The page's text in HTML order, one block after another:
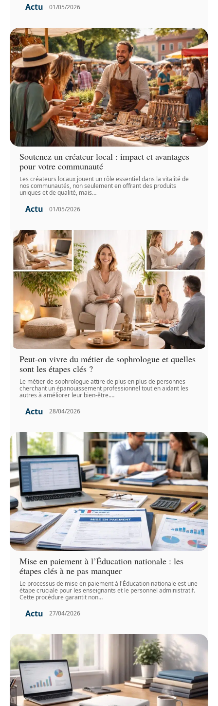
Actu 01/05/2026
Soutenez un créateur local : impact et avantages
pour votre communauté
Les créateurs locaux jouent un rôle essentiel dans la vitalité de
nos communautés, non seulement en offrant des produits
uniques et de qualité, mais…
Actu 01/05/2026
Peut-on vivre du métier de sophrologue et quelles
sont les étapes clés ?
Le métier de sophrologue attire de plus en plus de personnes
cherchant un épanouissement professionnel tout en aidant les
autres à améliorer leur bien-être.…
Actu 28/04/2026
Mise en paiement à l’Éducation nationale : les
étapes clés à ne pas manquer
Le processus de mise en paiement à l'Éducation nationale est une
étape cruciale pour les enseignants et le personnel administratif.
Cette procédure garantit non…
Actu 27/04/2026